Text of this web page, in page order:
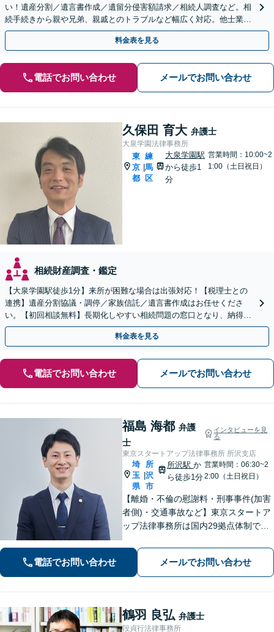
い！遺産分割／遺言書作成／遺留分侵害額請求／相続人調査など。相
続手続きから親や兄弟、親戚とのトラブルなど幅広く対応。他士業と
も連携可能です【出張相談可】【東所沢駅30秒】
料金表を見る
電話でお問い合わせ メールでお問い合わせ
久保田 育大 弁護士
大泉学園法律事務所
東
京
都
練
馬
区
大泉学園駅
から徒歩1
分
営業時間：10:00~2
1:00（土日祝日）
相続財産調査・鑑定
【大泉学園駅徒歩1分】来所が困難な場合は出張対応！【税理士との
連携】遺産分割協議・調停／家族信託／遺言書作成はお任せくださ
い。【初回相談無料】長期化しやすい相続問題の窓口となり、納得で
きる解決策をご提案します。【休日・夜間対応可】
料金表を見る
電話でお問い合わせ メールでお問い合わせ
福島 海都 弁護
士
インタビューを見
る
東京スタートアップ法律事務所 所沢支店
埼
玉
県
|
所
沢
市
所沢駅か
ら徒歩1分
営業時間：06:30~2
2:00（土日祝日）
【離婚・不倫の慰謝料・刑事事件(加害
者側)・交通事故など】東京スタートア
ップ法律事務所は国内29拠点体制で全
対応(法律相談は完全予約制)】各分野で
専門性の高い弁護士が寄り添い解決を
サポートします。
電話でお問い合わせ メールでお問い合わせ
鶴羽 良弘 弁護士
段貞行法律事務所